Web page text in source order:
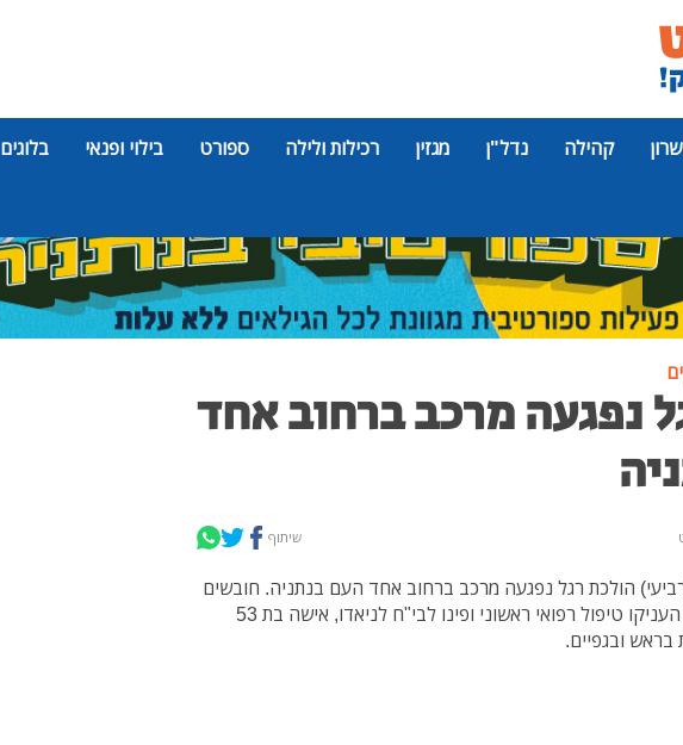
קהילה נדל"ן מגזין רכילות ולילה ספורט בילוי ופנאי בלוגים
נפגעה מרכב ברחוב אחד
שיתוף
לשעה 18:30 (רביעי) הולכת רגל נפגעה מרכב ברחוב אחד העם בנתניה. חובשים
ופראמדיקים של מד"א העניקו טיפול רפואי ראשוני ופינו לבי"ח לניאדו, אישה בת 53
בראש ובגפיים.